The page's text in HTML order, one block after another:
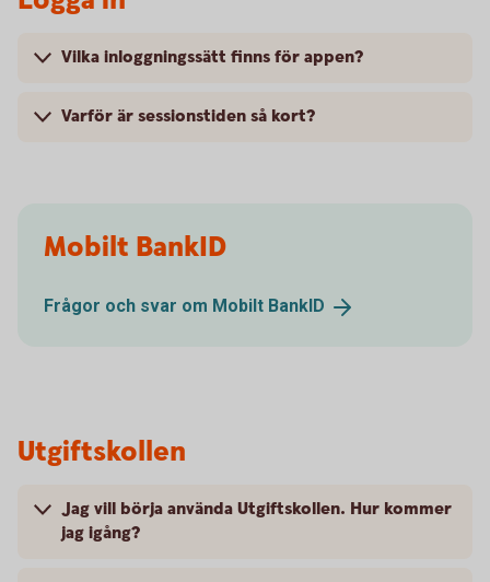
Vilka inloggningssätt finns för appen?
Varför är sessionstiden så kort?
Mobilt BankID
Frågor och svar om Mobilt BankID
Utgiftskollen
Jag vill börja använda Utgiftskollen. Hur kommer
jag igång?